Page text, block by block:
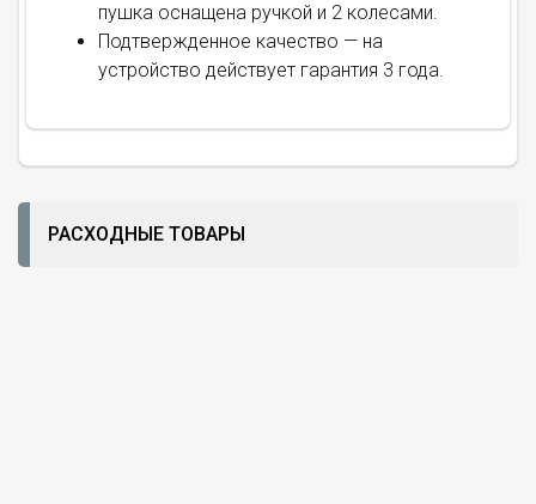
пушка оснащена ручкой и 2 колесами.
Подтвержденное качество — на
устройство действует гарантия 3 года.
РАСХОДНЫЕ ТОВАРЫ